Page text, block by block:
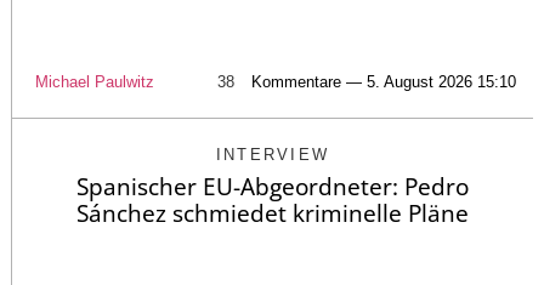
Michael Paulwitz 38 Kommentare — 5. August 2026 15:10
INTERVIEW
Spanischer EU-Abgeordneter: Pedro
Sánchez schmiedet kriminelle Pläne